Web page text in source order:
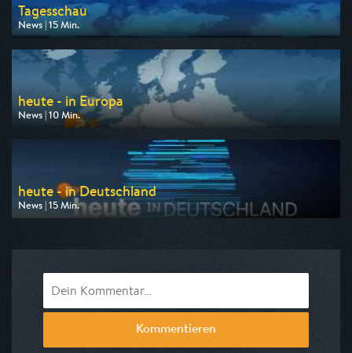
Tagesschau
News | 15 Min.
Ausgestrahlt von ARD
am 08.08.2026, 12:00
heute - in Europa
News | 10 Min.
Ausgestrahlt von ZDF
am 10.08.2026, 16:00
heute - in Deutschland
News | 15 Min.
Ausgestrahlt von ZDF
Kommentieren